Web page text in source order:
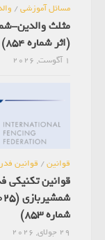
مسائل آموزشی/
مثلث والدین-
(اثر شماره 854)
1 آگوست, 2026
قوانین/ قوانین
قوانین تکنیکی
شماره 853)
29 جولای, 2026